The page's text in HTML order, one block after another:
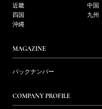
近畿
中国
四国
九州
沖縄
MAGAZINE
バックナンバー
COMPANY PROFILE